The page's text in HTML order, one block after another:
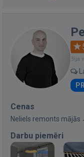
Bija
Cenas
Neliels remonts mājās
Darbu piemēri